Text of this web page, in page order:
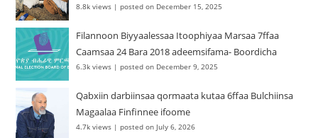
8.8k views |posted on December 15, 2025
Filannoon Biyyaalessaa Itoophiyaa Marsaa 7ffaa
Caamsaa 24 Bara 2018 adeemsifama- Boordicha
6.3k views |posted on December 9, 2025
Qabxiin darbiinsaa qormaata kutaa 6ffaa Bulchiinsa
Magaalaa Finfinnee ifoome
4.7k views |posted on July 6, 2026